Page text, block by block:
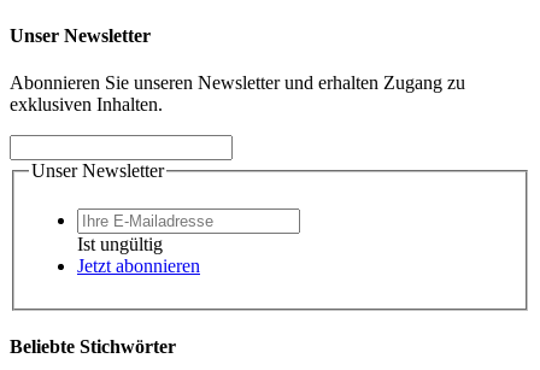
Unser Newsletter
Abonnieren Sie unseren Newsletter und erhalten Zugang zu
exklusiven Inhalten.
Unser Newsletter
Ist ungültig
Jetzt abonnieren
Beliebte Stichwörter